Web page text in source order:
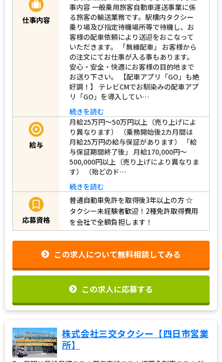
仕事内容
事内容 一般乗用旅客自動車運送事業に係
る旅客の輸送業務です。駅構内タクシー
乗り場及び指定待機場所等で待機し、お
客様の配車依頼により送迎をおこなって
いただきます。 「無線配車」 お客様から
の注文にてお仕事が入る事もあります。
安心・安全・快適にお客様の目的地まで
お送り下さい。 【配車アプリ「GO」も絶
好調！】 テレビCMでお馴染みの配車アプ
リ「GO」を導入してい…
続きを読む
給与
月給25万円～50万円以上（売り上げによ
り異なります） （乗務開始後2カ月間は
月給25万円の給与保証があります） 「給
与保証期間終了後」 月給170,000円～
500,000円以上（売り上げにより異なりま
す） （殆どのド…
続きを読む
応募資格
普通自動車免許を取得後3年以上の方☆
タクシー未経験者歓迎！2種免許取得費用
を会社で全額負担します！
この求人について無料相談してみる
この求人に応募する
株式会社三交タクシー【四日市営業
所】